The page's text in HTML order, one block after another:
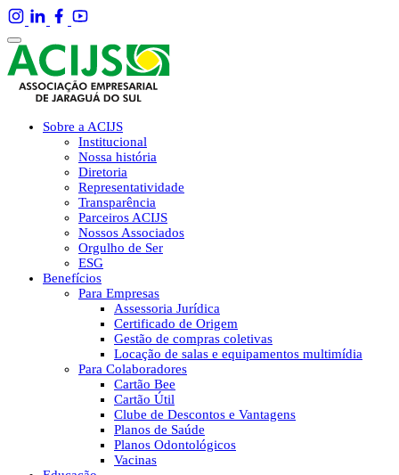
Sobre a ACIJS
Institucional
Nossa história
Diretoria
Representatividade
Transparência
Parceiros ACIJS
Nossos Associados
Orgulho de Ser
ESG
Benefícios
Para Empresas
Assessoria Jurídica
Certificado de Origem
Gestão de compras coletivas
Locação de salas e equipamentos multimídia
Para Colaboradores
Cartão Bee
Cartão Útil
Clube de Descontos e Vantagens
Planos de Saúde
Planos Odontológicos
Vacinas